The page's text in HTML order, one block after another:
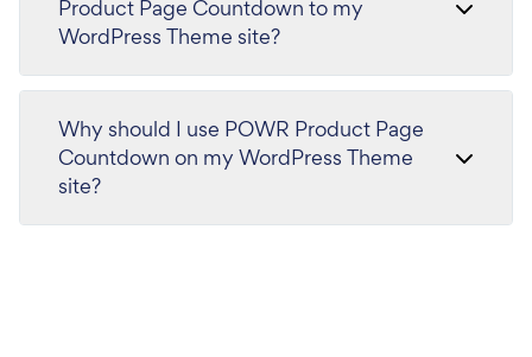
Product Page Countdown to my
WordPress Theme site?
Why should I use POWR Product Page
Countdown on my WordPress Theme
site?